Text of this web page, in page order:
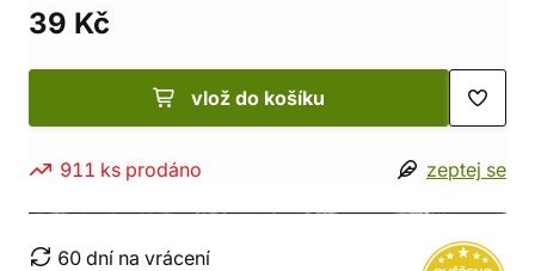
39 Kč
vlož do košíku
911 ks prodáno zeptej se
60 dní na vrácení